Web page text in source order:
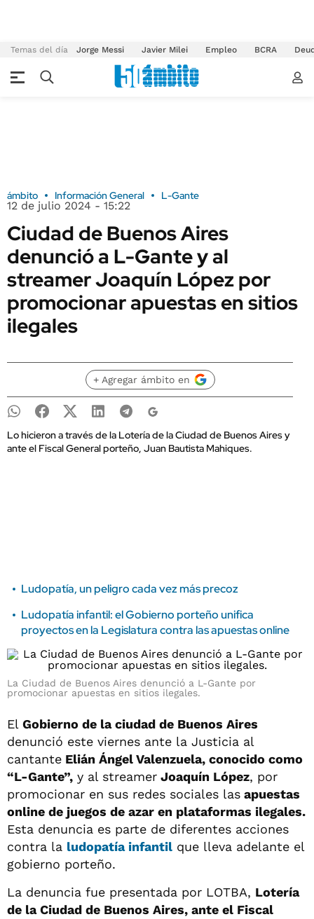
Temas del día Jorge Messi Javier Milei Empleo BCRA
ámbito Información General L-Gante
12 de julio 2024 - 15:22
Ciudad de Buenos Aires
denunció a L-Gante y al
streamer Joaquín López por
promocionar apuestas en sitios
ilegales
+ Agregar ámbito en
Lo hicieron a través de la Lotería de la Ciudad de Buenos Aires y
ante el Fiscal General porteño, Juan Bautista Mahiques.
Ludopatía, un peligro cada vez más precoz
Ludopatía infantil: el Gobierno porteño unifica
proyectos en la Legislatura contra las apuestas online
La Ciudad de Buenos Aires denunció a L-Gante por
promocionar apuestas en sitios ilegales.
El Gobierno de la ciudad de Buenos Aires
denunció este viernes ante la Justicia al
cantante Elián Ángel Valenzuela, conocido como
“L-Gante”, y al streamer Joaquín López, por
promocionar en sus redes sociales las apuestas
online de juegos de azar en plataformas ilegales.
Esta denuncia es parte de diferentes acciones
contra la ludopatía infantil que lleva adelante el
gobierno porteño.
La denuncia fue presentada por LOTBA, Lotería
de la Ciudad de Buenos Aires, ante el Fiscal